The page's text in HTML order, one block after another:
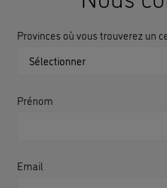
Provinces où vous trouverez un
Prénom
Email